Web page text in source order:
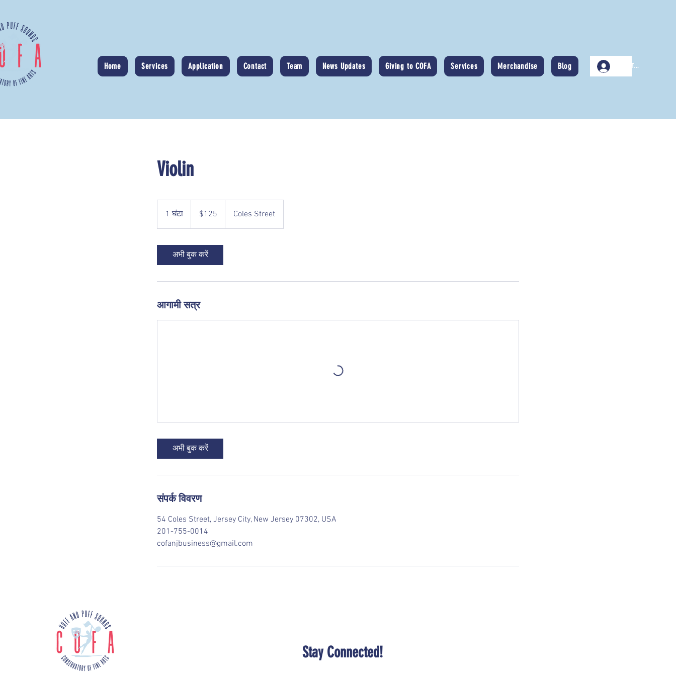
Home Services Application Contact Team News Updates Giving to COFA Services Merchandise Blog लॉगिन करें
Violin
1 घंटा
घं
डॉलर$125 Coles Street
अभी बुक करें
आगामी सत्र
अभी बुक करें
संपर्क विवरण
54 Coles Street, Jersey City, New Jersey 07302, USA
201-755-0014
cofanjbusiness@gmail.com
Stay Connected!